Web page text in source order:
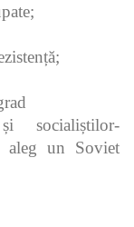
socialiștilor-
aleg un Soviet